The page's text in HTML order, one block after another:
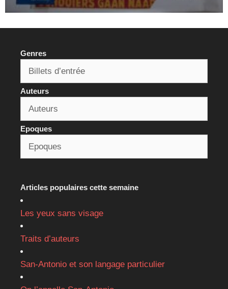
Genres
Auteurs
Epoques
Articles populaires cette semaine
Les yeux sans visage
Traits d’auteurs
San-Antonio et son langage particulier